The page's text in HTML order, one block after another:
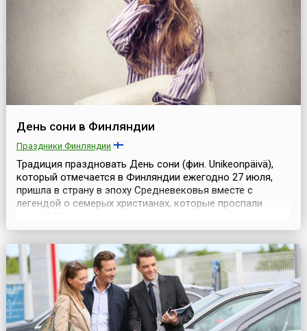
День сони в Финляндии
Праздники Финляндии
Традиция праздновать День сони (фин. Unikeonpäivä),
который отмечается в Финляндии ежегодно 27 июля,
пришла в страну в эпоху Средневековья вместе с
легендой о семерых христианах, которые проспали
императора. По местному поверью, та же участь
постигнет любого, кто проспит в этот день дольше
обычного. Несмотря на довольно печальное предание,
праздни...